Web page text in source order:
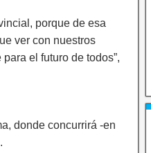
porque de esa
ver con nuestros
el futuro de todos”,
donde concurrirá -en